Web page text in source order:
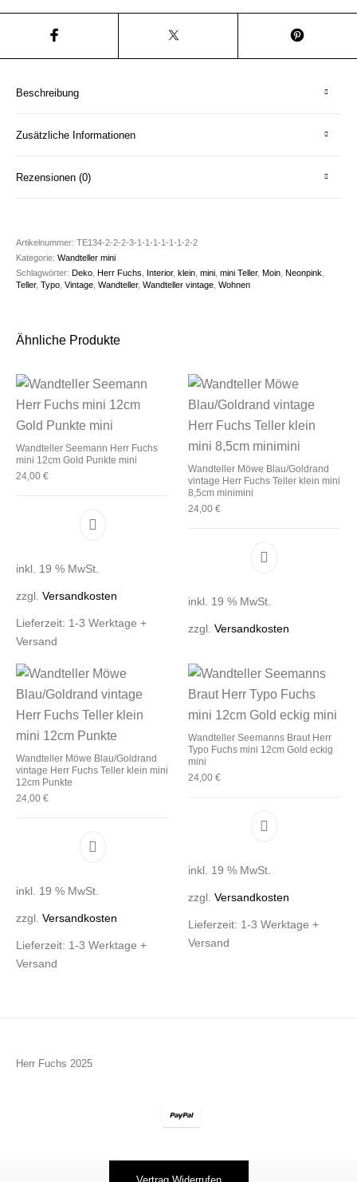
Beschreibung
Zusätzliche Informationen
Rezensionen (0)
Artikelnummer:TE134-2-2-2-3-1-1-1-1-1-1-2-2
Kategorie:Wandteller mini
Schlagwörter:Deko ,Herr Fuchs Interior,klein ,mini ,mini Teller,Moin ,Neonpink
Teller,Typo ,Vintage ,Wandteller,Wandteller vintage ,Wohnen
Ähnliche Produkte
Wandteller Seemann Herr Fuchs
mini 12cm Gold Punkte mini
24,00€
inkl. 19 % MwSt.
zzgl.Versandkosten
Lieferzeit: 1-3 Werktage +
Versand
Wandteller Möwe Blau/Goldrand
vintage Herr Fuchs Teller klein mini
8,5cm minimini
24,00 €
inkl. 19 % MwSt.
zzgl. Versandkosten
Wandteller Möwe Blau/Goldrand
vintage Herr Fuchs Teller klein mini
12cm Punkte
24,00€
inkl. 19 % MwSt.
zzgl.Versandkosten
Lieferzeit: 1-3 Werktage +
Versand
Wandteller Seemanns Braut Herr
Typo Fuchs mini 12cm Gold eckig
mini
24,00 €
inkl. 19 % MwSt.
zzgl. Versandkosten
Lieferzeit: 1-3 Werktage +
Versand
Herr Fuchs 2025